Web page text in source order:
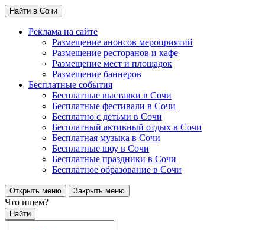
Найти в Сочи
Реклама на сайте
Размещение анонсов мероприятий
Размещение ресторанов и кафе
Размещение мест и площадок
Размещение баннеров
Бесплатные события
Бесплатные выставки в Сочи
Бесплатные фестивали в Сочи
Бесплатно с детьми в Сочи
Бесплатный активный отдых в Сочи
Бесплатная музыка в Сочи
Бесплатные шоу в Сочи
Бесплатные праздники в Сочи
Бесплатное образование в Сочи
Открыть меню Закрыть меню
Что ищем?
Найти